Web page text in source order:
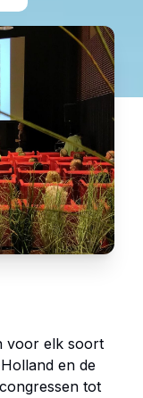
voor elk soort
en de
tot